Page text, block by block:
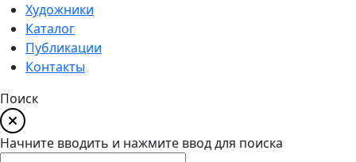
Художники
Каталог
Публикации
Контакты
Поиск
Начните вводить и нажмите ввод для поиска